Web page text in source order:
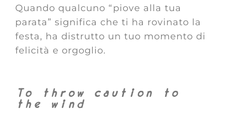
Quando qualcuno “piove alla tua
parata” significa che ti ha rovinato la
festa, ha distrutto un tuo momento di
felicità e orgoglio.
To throw caution to
the wind